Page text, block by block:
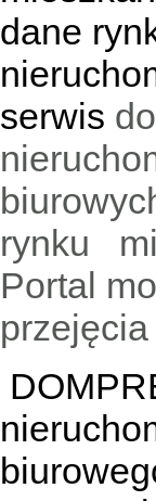
dane
serwis
rynku
Portal